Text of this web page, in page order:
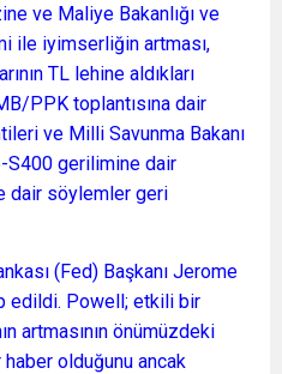
ve Maliye Bakanlığı ve
ile iyimserliğin artması,
TL lehine aldıkları
PPK toplantısına dair
ve Milli Savunma Bakanı
S400 gerilimine dair
dair söylemler geri
(Fed) Başkanı Jerome
edildi. Powell; etkili bir
artmasının önümüzdeki
olduğunu ancak